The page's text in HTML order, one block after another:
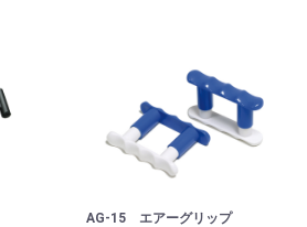
AG-15 エアーグリップ